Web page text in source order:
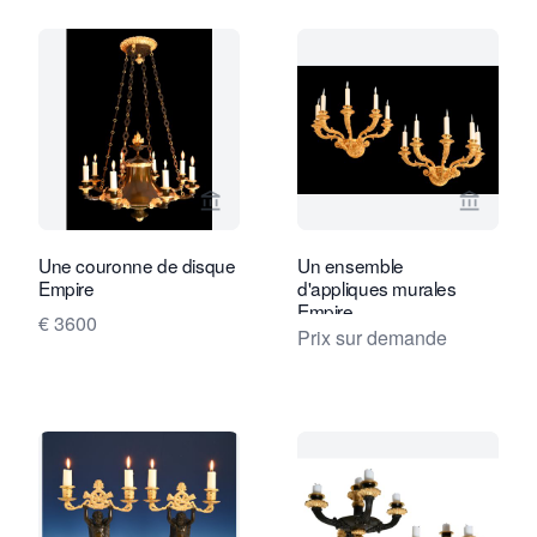
Voir la page vendeur de Limburg
Une couronne de disque
Empire
€ 3600
Voir la
Un ensemble
d'appliques murales
Empire
Prix sur demande